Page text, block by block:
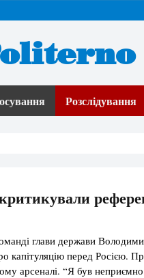
Розслідування
глави держави
капітуляцію перед Росією.
арсеналі. “Я був неприємно